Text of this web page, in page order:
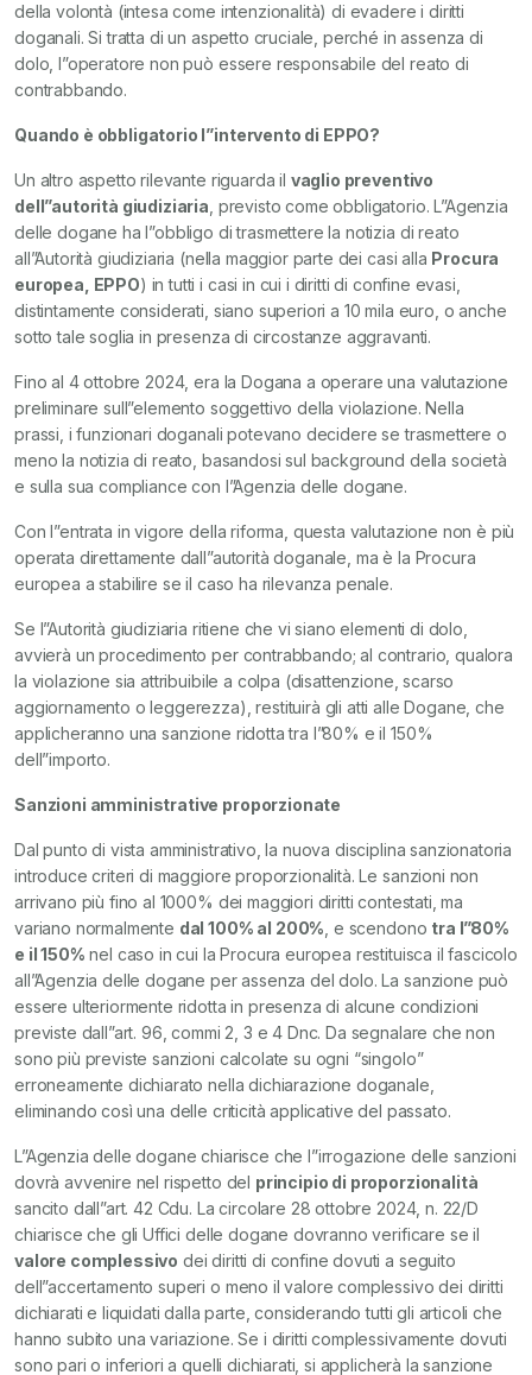
della volontà (intesa come intenzionalità) di evadere i diritti
doganali. Si tratta di un aspetto cruciale, perché in assenza di
dolo, l”operatore non può essere responsabile del reato di
contrabbando.
Quando è obbligatorio l”intervento di EPPO?
Un altro aspetto rilevante riguarda il vaglio preventivo
dell”autorità giudiziaria , previsto come obbligatorio. L”Agenzia
delle dogane ha l”obbligo di trasmettere la notizia di reato
all”Autorità giudiziaria (nella maggior parte dei casi alla Procura
europea, EPPO) in tutti i casi in cui i diritti di confine evasi,
distintamente considerati, siano superiori a 10 mila euro, o anche
sotto tale soglia in presenza di circostanze aggravanti.
Fino al 4 ottobre 2024, era la Dogana a operare una valutazione
preliminare sull”elemento soggettivo della violazione. Nella
prassi, i funzionari doganali potevano decidere se trasmettere o
meno la notizia di reato, basandosi sul background della società
e sulla sua compliance con l”Agenzia delle dogane.
Con l”entrata in vigore della riforma, questa valutazione non è più
operata direttamente dall”autorità doganale, ma è la Procura
europea a stabilire se il caso ha rilevanza penale.
Se l”Autorità giudiziaria ritiene che vi siano elementi di dolo,
avvierà un procedimento per contrabbando; al contrario, qualora
la violazione sia attribuibile a colpa (disattenzione, scarso
aggiornamento o leggerezza), restituirà gli atti alle Dogane, che
applicheranno una sanzione ridotta tra l”80% e il 150%
dell”importo.
Sanzioni amministrative proporzionate
Dal punto di vista amministrativo, la nuova disciplina sanzionatoria
introduce criteri di maggiore proporzionalità. Le sanzioni non
arrivano più fino al 1000% dei maggiori diritti contestati, ma
variano normalmente dal 100% al 200% , e scendono tra l”80%
e il 150% nel caso in cui la Procura europea restituisca il fascicolo
all”Agenzia delle dogane per assenza del dolo. La sanzione può
essere ulteriormente ridotta in presenza di alcune condizioni
previste dall”art. 96, commi 2, 3 e 4 Dnc. Da segnalare che non
sono più previste sanzioni calcolate su ogni “singolo”
erroneamente dichiarato nella dichiarazione doganale,
eliminando così una delle criticità applicative del passato.
L”Agenzia delle dogane chiarisce che l”irrogazione delle sanzioni
dovrà avvenire nel rispetto del principio di proporzionalità
sancito dall”art. 42 Cdu. La circolare 28 ottobre 2024, n. 22/D
chiarisce che gli Uffici delle dogane dovranno verificare se il
valore complessivo dei diritti di confine dovuti a seguito
dell”accertamento superi o meno il valore complessivo dei diritti
dichiarati e liquidati dalla parte, considerando tutti gli articoli che
hanno subito una variazione. Se i diritti complessivamente dovuti
sono pari o inferiori a quelli dichiarati, si applicherà la sanzione